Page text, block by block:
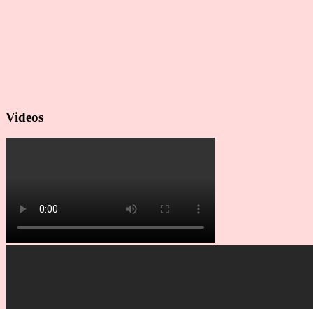
Videos